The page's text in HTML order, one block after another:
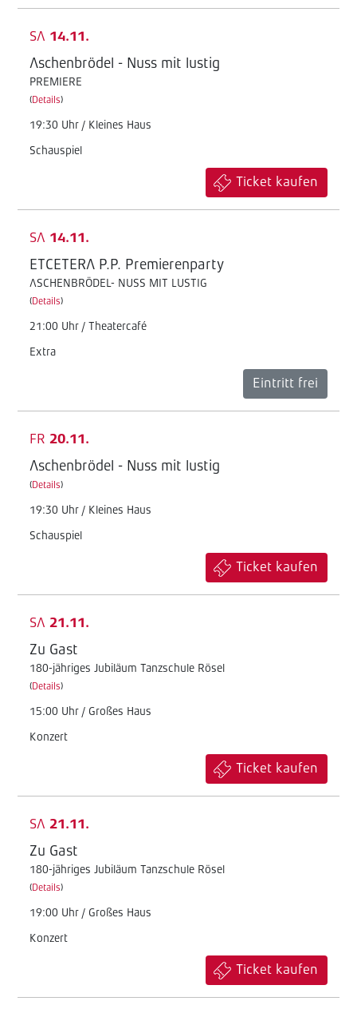
SA 14.11.
Aschenbrödel - Nuss mit lustig
PREMIERE
(Details)
19:30 Uhr / Kleines Haus
Schauspiel
Ticket kaufen
SA 14.11.
ETCETERA P.P. Premierenparty
ASCHENBRÖDEL- NUSS MIT LUSTIG
(Details)
21:00 Uhr / Theatercafé
Extra
Eintritt frei
FR 20.11.
Aschenbrödel - Nuss mit lustig
(Details)
19:30 Uhr / Kleines Haus
Schauspiel
Ticket kaufen
SA 21.11.
Zu Gast
180-jähriges Jubiläum Tanzschule Rösel
(Details)
15:00 Uhr / Großes Haus
Konzert
Ticket kaufen
SA 21.11.
Zu Gast
180-jähriges Jubiläum Tanzschule Rösel
(Details)
19:00 Uhr / Großes Haus
Konzert
Ticket kaufen